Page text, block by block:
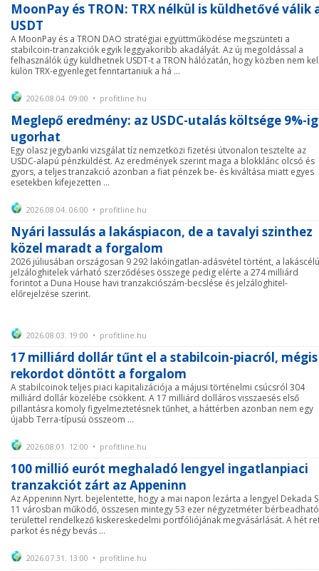
MoonPay és TRON: TRX nélkül is küldhetővé válik
USDT
A MoonPay és a TRON DAO stratégiai együttműködése megszünteti a
stabilcoin-tranzakciók egyik leggyakoribb akadályát. Az új megoldással a
felhasználók úgy küldhetnek USDT-t a TRON hálózatán, hogy közben nem
külön TRX-egyenleget fenntartaniuk a há ...
2026.08.04. 09:00 • profitline.hu
Meglepő eredmény: az USDC-utalás költsége 9%-ig
ugorhat
Egy olasz jegybanki vizsgálat tíz nemzetközi fizetési útvonalon tesztelte az
USDC-alapú pénzküldést. Az eredmények szerint maga a blokklánc olcsó és
gyors, a teljes tranzakció azonban a fiat pénzek be- és kiváltása miatt egyes
esetekben kifejezetten ...
2026.08.04. 06:00 • profitline.hu
Nyári lassulás a lakáspiacon, de a tavalyi szinthez
közel maradt a forgalom
2026 júliusában országosan 9 292 lakóingatlan-adásvétel történt, a lakáscélú
jelzáloghitelek várható szerződéses összege pedig elérte a 274 milliárd
forintot a Duna House havi tranzakciószám-becslése és jelzáloghitel-
előrejelzése szerint.
2026.08.03. 19:00 • profitline.hu
17 milliárd dollár tűnt el a stabilcoin-piacról, mégis
rekordot döntött a forgalom
A stabilcoinok teljes piaci kapitalizációja a májusi történelmi csúcsról 304
milliárd dollár közelébe csökkent. A 17 milliárd dolláros visszaesés első
pillantásra komoly figyelmeztetésnek tűnhet, a háttérben azonban nem egy
újabb Terra-típusú összeom ...
2026.08.01. 12:00 • profitline.hu
100 millió eurót meghaladó lengyel ingatlanpiaci
tranzakciót zárt az Appeninn
Az Appeninn Nyrt. bejelentette, hogy a mai napon lezárta a lengyel Dekada
11 városban működő, összesen mintegy 53 ezer négyzetméter bérbeadható
területtel rendelkező kiskereskedelmi portfóliójának megvásárlását. A hét
parkot és négy bevás ...
2026.07.31. 13:00 • profitline.hu